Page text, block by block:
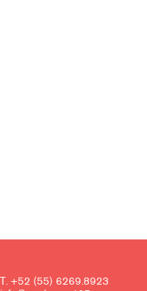
T. +52 (55) 6269.8923